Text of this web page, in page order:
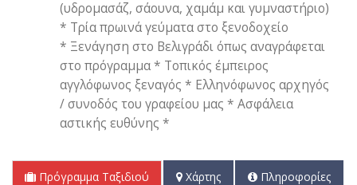
(υδρομασάζ, σάουνα, χαμάμ και γυμναστήριο)
* Τρία πρωινά γεύματα στο ξενοδοχείο
* Ξενάγηση στο Βελιγράδι όπως αναγράφεται
στο πρόγραμμα * Τοπικός έμπειρος
αγγλόφωνος ξεναγός * Ελληνόφωνος αρχηγός
/ συνοδός του γραφείου μας * Ασφάλεια
αστικής ευθύνης *
Πρόγραμμα Ταξιδιού Χάρτης Πληροφορίες